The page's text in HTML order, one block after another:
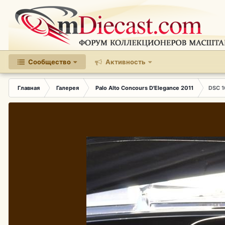
Сообщество Активность
Главная Галерея Palo Alto Concours D'Elegance 2011 DSC